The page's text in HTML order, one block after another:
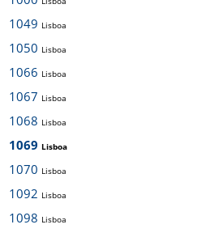
1049 Lisboa
1050 Lisboa
1066 Lisboa
1067 Lisboa
1068 Lisboa
1069 Lisboa
1070 Lisboa
1092 Lisboa
1098 Lisboa